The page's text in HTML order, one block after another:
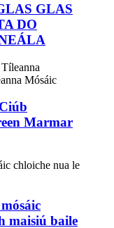
GLAS
DO
Marmar
maisiú baile